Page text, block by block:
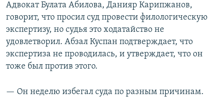
Адвокат Булата Абилова, Данияр Карипжанов,
говорит, что просил суд провести филологическую
экспертизу, но судья это ходатайство не
удовлетворил. Абзал Куспан подтверждает, что
экспертиза не проводилась, и утверждает, что он
тоже был против этого.
— Он неделю избегал суда по разным причинам.